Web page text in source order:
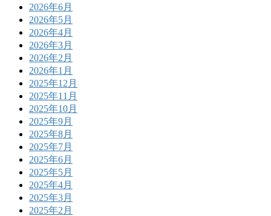
2026年6月
2026年5月
2026年4月
2026年3月
2026年2月
2026年1月
2025年12月
2025年11月
2025年10月
2025年9月
2025年8月
2025年7月
2025年6月
2025年5月
2025年4月
2025年3月
2025年2月